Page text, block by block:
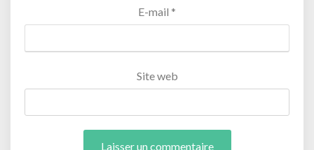
E-mail *
Site web